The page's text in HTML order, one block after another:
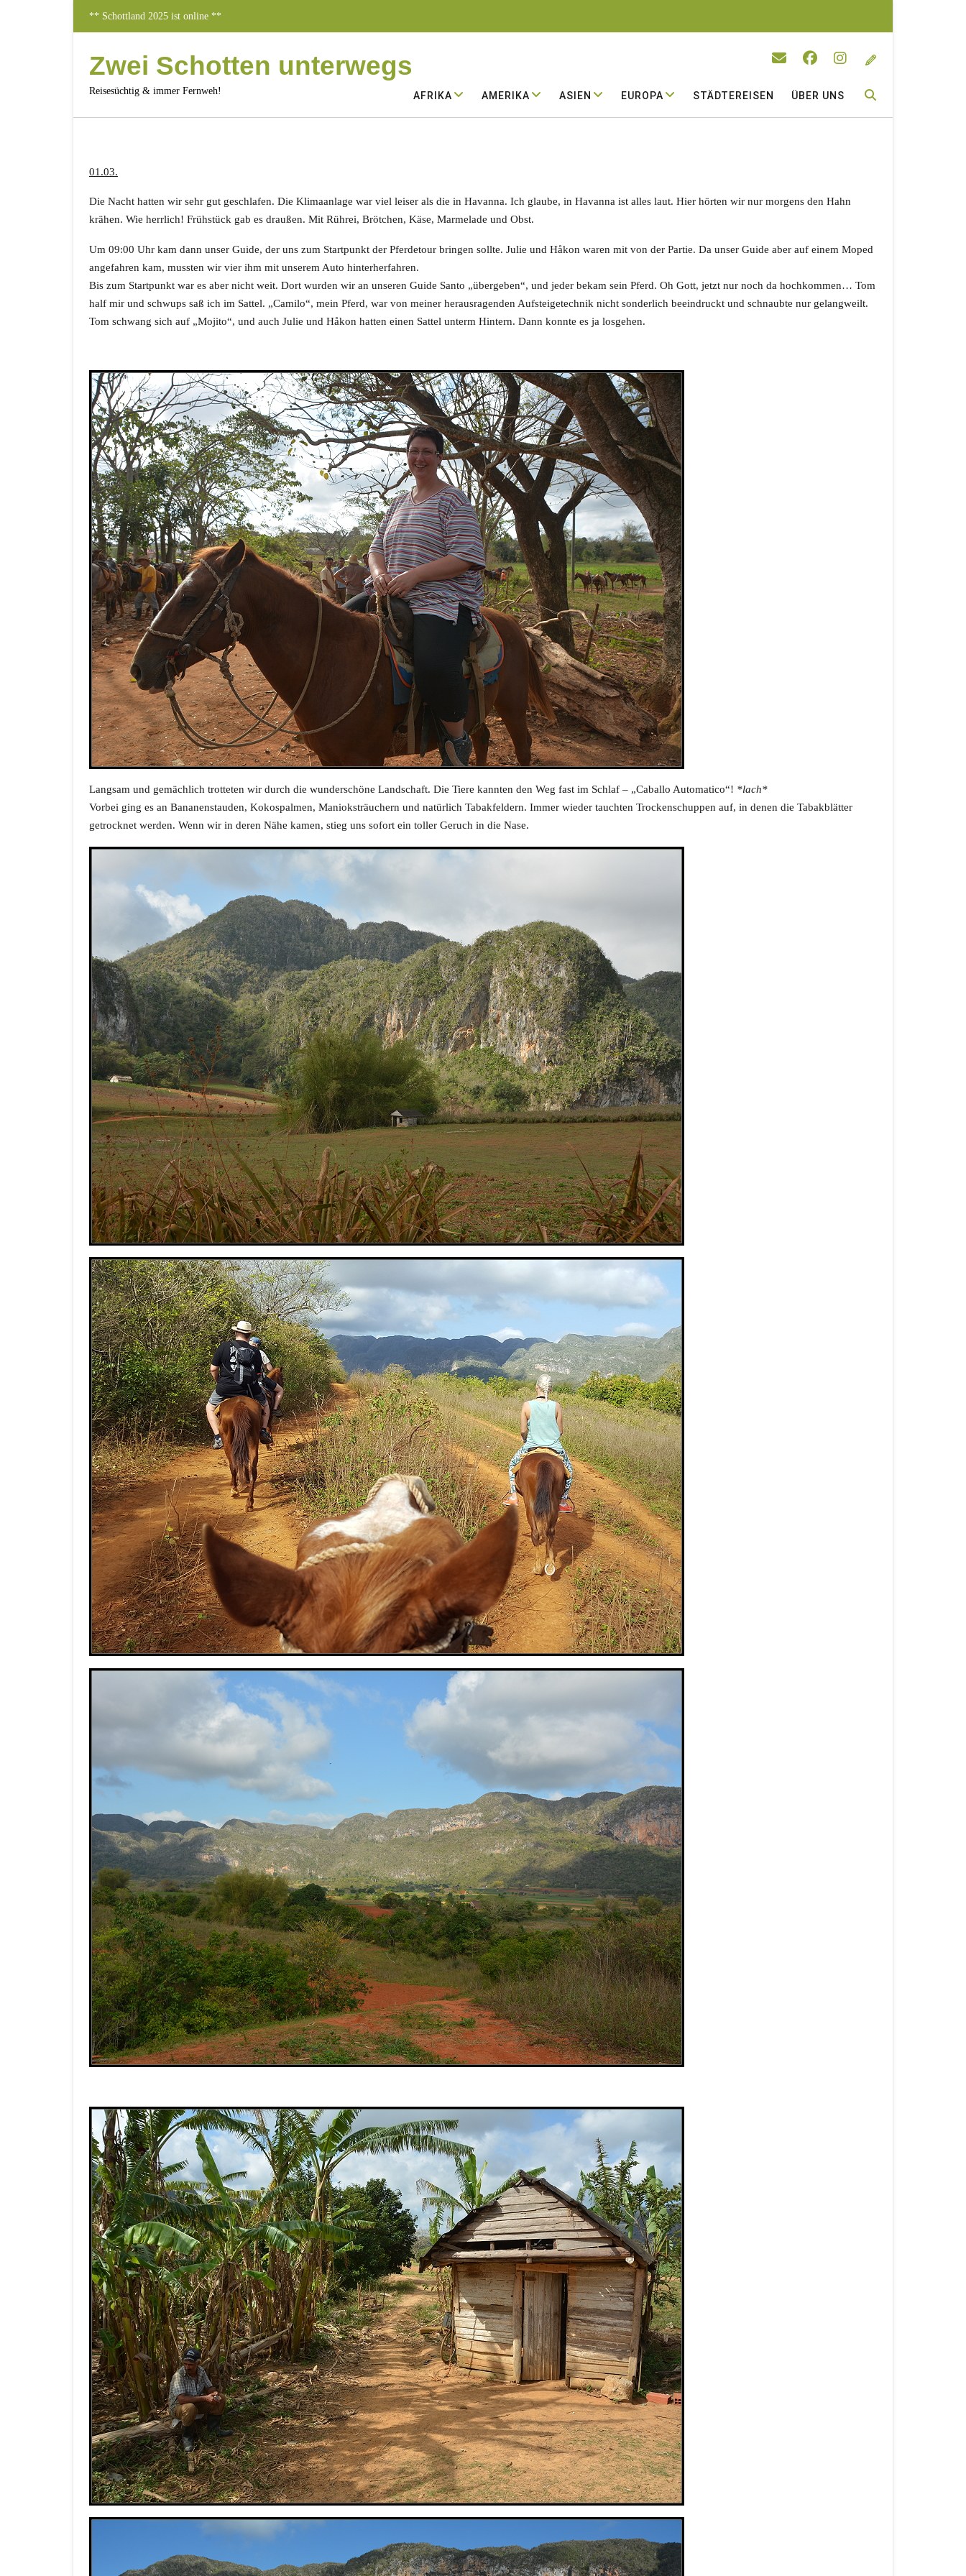
** Schottland 2025 ist online **
Zwei Schotten unterwegs
Reisesüchtig & immer Fernweh! AFRIKA AMERIKA ASIEN EUROPA STÄDTEREISEN ÜBER UNS
01.03.
Die Nacht hatten wir sehr gut geschlafen. Die Klimaanlage war viel leiser als die in Havanna. Ich glaube, in Havanna ist alles laut. Hier hörten wir nur morgens den Hahn
krähen. Wie herrlich! Frühstück gab es draußen. Mit Rührei, Brötchen, Käse, Marmelade und Obst.
Um 09:00 Uhr kam dann unser Guide, der uns zum Startpunkt der Pferdetour bringen sollte. Julie und Håkon waren mit von der Partie. Da unser Guide aber auf einem Moped
angefahren kam, mussten wir vier ihm mit unserem Auto hinterherfahren.
Bis zum Startpunkt war es aber nicht weit. Dort wurden wir an unseren Guide Santo „übergeben“, und jeder bekam sein Pferd. Oh Gott, jetzt nur noch da hochkommen… Tom
half mir und schwups saß ich im Sattel. „Camilo“, mein Pferd, war von meiner herausragenden Aufsteigetechnik nicht sonderlich beeindruckt und schnaubte nur gelangweilt.
Tom schwang sich auf „Mojito“, und auch Julie und Håkon hatten einen Sattel unterm Hintern. Dann konnte es ja losgehen.
Langsam und gemächlich trotteten wir durch die wunderschöne Landschaft. Die Tiere kannten den Weg fast im Schlaf – „Caballo Automatico“! *lach*
Vorbei ging es an Bananenstauden, Kokospalmen, Manioksträuchern und natürlich Tabakfeldern. Immer wieder tauchten Trockenschuppen auf, in denen die Tabakblätter
getrocknet werden. Wenn wir in deren Nähe kamen, stieg uns sofort ein toller Geruch in die Nase.